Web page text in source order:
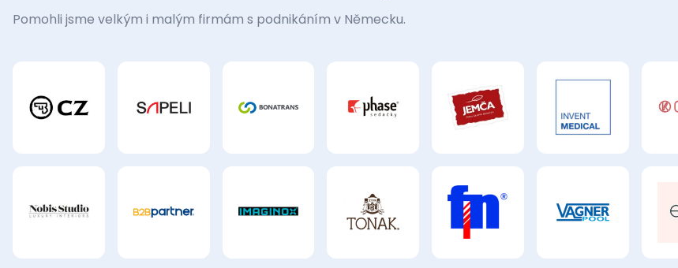
Pomohli jsme velkým i malým firmám s podnikáním v Německu.